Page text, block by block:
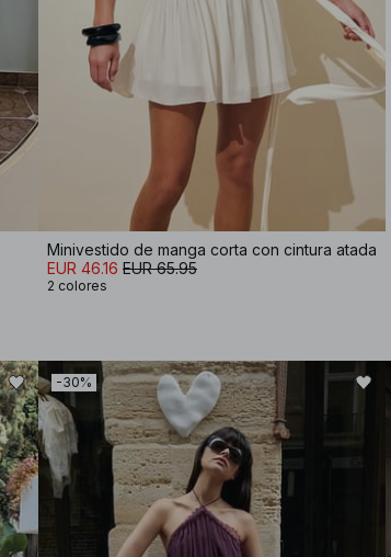
Minivestido de manga corta con cintura atada
EUR 46.16 EUR 65.95
2 colores
-30%